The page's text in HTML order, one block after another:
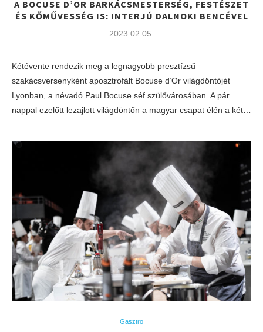
A BOCUSE D’OR BARKÁCSMESTERSÉG, FESTÉSZET
ÉS KŐMŰVESSÉG IS: INTERJÚ DALNOKI BENCÉVEL
2023.02.05.
Kétévente rendezik meg a legnagyobb presztízsű
szakácsversenyként aposztrofált Bocuse d’Or világdöntőjét
Lyonban, a névadó Paul Bocuse séf szülővárosában. A pár
nappal ezelőtt lezajlott világdöntőn a magyar csapat élén a két…
Gasztro